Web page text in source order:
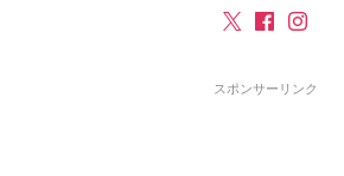
スポンサーリンク